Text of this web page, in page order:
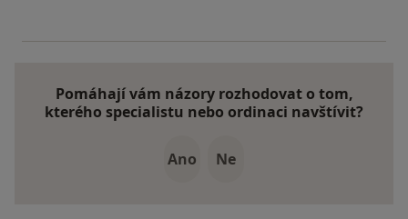
Pomáhají vám názory rozhodovat o tom,
kterého specialistu nebo ordinaci navštívit?
Ano Ne